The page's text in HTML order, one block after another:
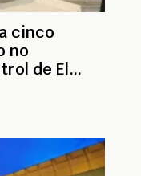
cinco
no
de El